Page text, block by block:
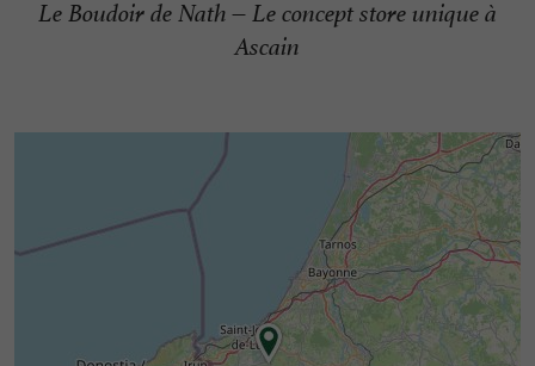
Le Boudoir de Nath – Le concept store unique à
Ascain